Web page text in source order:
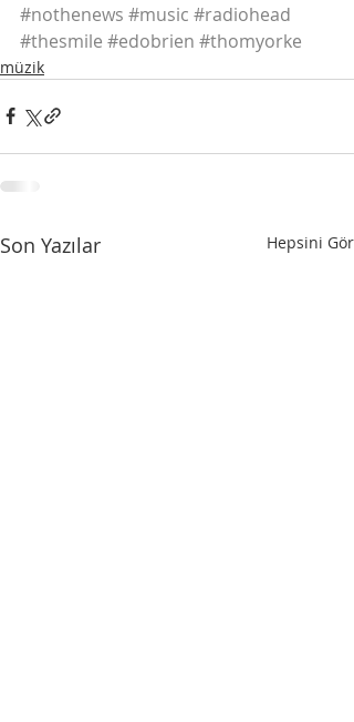
#nothenews #music #radiohead
#thesmile #edobrien #thomyorke
müzik
Son Yazılar Hepsini Gör